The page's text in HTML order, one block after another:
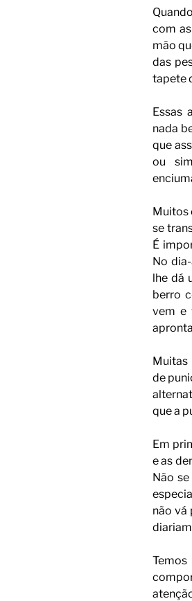
com
mão
das
tapete
Essas
nada
que
ou
Muitos
se
É
No
lhe dá
berro
vem e
Muitas
de
que a
Em
e as
Não
não vá